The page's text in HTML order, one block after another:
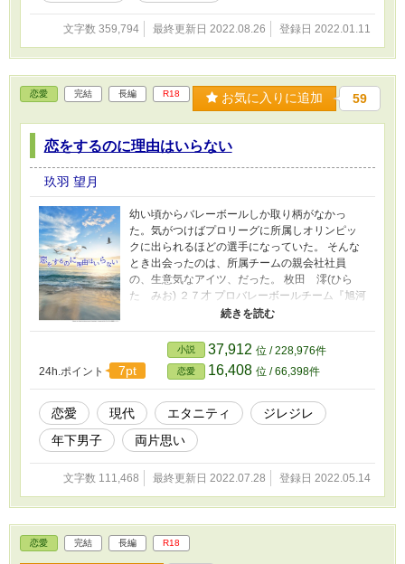
R18 「天使に出会った日」ＢＬ R15
文字数 359,794 最終更新日 2022.08.26 登録日 2022.01.11
恋愛 完結 長編 R18 お気に入りに追加 59
恋をするのに理由はいらない
玖羽 望月
幼い頃からバレーボールしか取り柄がなかっ
た。気がつけばプロリーグに所属しオリンピッ
クに出られるほどの選手になっていた。 そんな
とき出会ったのは、所属チームの親会社社員
の、生意気なアイツ、だった。 枚田 澪(ひら
た みお) ２７才 プロバレーボールチーム『旭河
ソレイユ』所属。セッター。 朝木 一矢(あさ
「貧乏大家族の私が御曹司と偽装結婚⁈」に出て
くる２人の、出会いとその後のお話です。 実在
の競技が出てきますが、団体、試合内容、仕事
内容、企業など全て架空のものです。 初出はエ
ブリスタにて。 表紙は「かんたん表紙メーカ
ー」様で作成しました。
24h.ポイント 7pt
小説 37,912 位 / 228,976件
恋愛 16,408 位 / 66,398件
恋愛 現代 エタニティ
ジレジレ
年下男子
両片思い
文字数 111,468 最終更新日 2022.07.28 登録日 2022.05.14
恋愛 完結 長編 R18